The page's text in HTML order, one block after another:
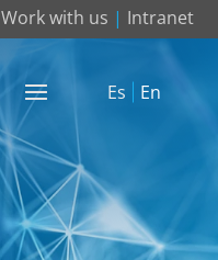
Work with us | Intranet
Es En